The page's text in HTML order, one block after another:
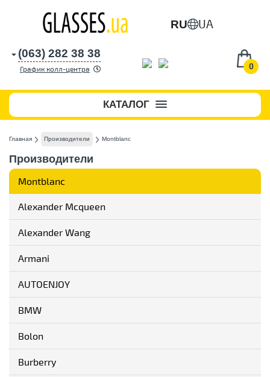
RU UA
0
(063) 282 38 38
График колл-центра
КАТАЛОГ
Главная Производители Montblanc
Производители
Montblanc
Alexander Mcqueen
Alexander Wang
Armani
AUTOENJOY
BMW
Bolon
Burberry